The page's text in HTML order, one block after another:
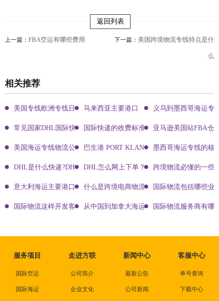
返回列表
上一篇： FBA空运有哪些费用 下一篇： 美国跨境物流专线特点是什
么
相关推荐
美国专线欧洲专线日本专线区别马来西亚主要港口 义乌到墨西哥海运专
常见国家DHL国际快递客服热线国际快递的收费标准!四大国际快递的尺寸重
亚马逊美国站FBA仓
美国海运专线物流公司有哪些?巴生港 PORT KLANG 墨西哥海运专线的核
DHL是什么快递?DHL国际快递介绍DHL怎么网上下单？DHL快递寄件有哪些方
跨境物流必懂的一些
意大利海运主要港口有哪些什么是跨境电商物流? 国际物流包括哪些业
国际物流这样开发客户会让你成为销冠从中国到加拿大海运要多久能到达？
国际物流服务商有哪
服务项目
国际空运
国际海运
走进方联
公司简介
企业文化
新闻中心
最新公告
公司新闻
客服中心
单号查询
下载中心